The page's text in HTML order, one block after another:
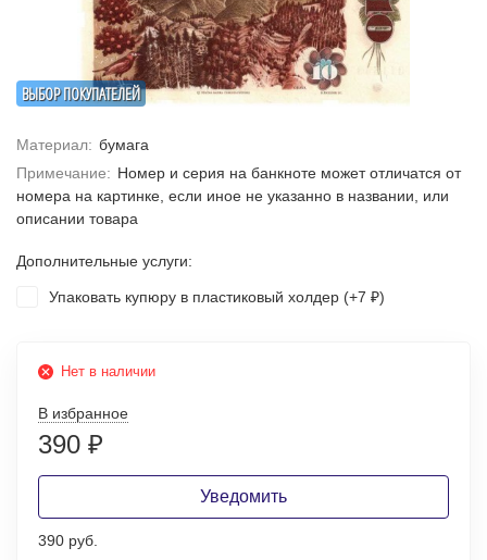
ВЫБОР ПОКУПАТЕЛЕЙ
Материал: бумага
Примечание: Номер и серия на банкноте может отличатся от
номера на картинке, если иное не указанно в названии, или
описании товара
Дополнительные услуги:
Упаковать купюру в пластиковый холдер (+7 ₽)
Нет в наличии
В избранное
390 ₽
Уведомить
390 руб.